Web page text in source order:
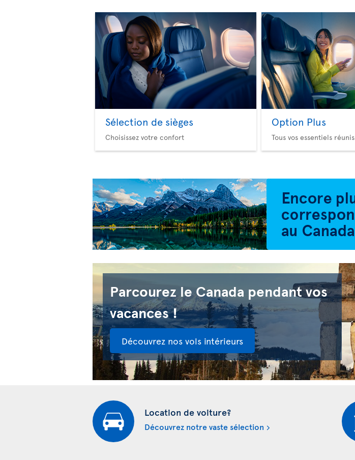
Sélection de sièges
Choisissez votre confort
Option Plus
Tous vos essentiels réunis
Parcourez le Canada pendant vos
vacances !
Découvrez nos vols intérieurs
Location de voiture?
Découvrez notre vaste sélection